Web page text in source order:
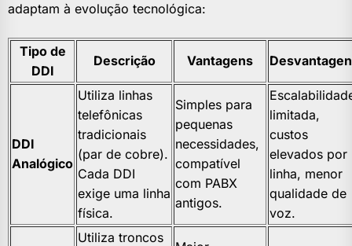
adaptam à evolução tecnológica:
Tipo de
DDI
Descrição Vantagens
DDI
Analógico
Utiliza linhas
telefônicas
tradicionais
(par de cobre).
Cada DDI
exige uma linha
física.
Simples para
pequenas
necessidades,
compatível
com PABX
antigos.
limitada,
custos
elevados por
linha, menor
qualidade de
voz.
Utiliza troncos